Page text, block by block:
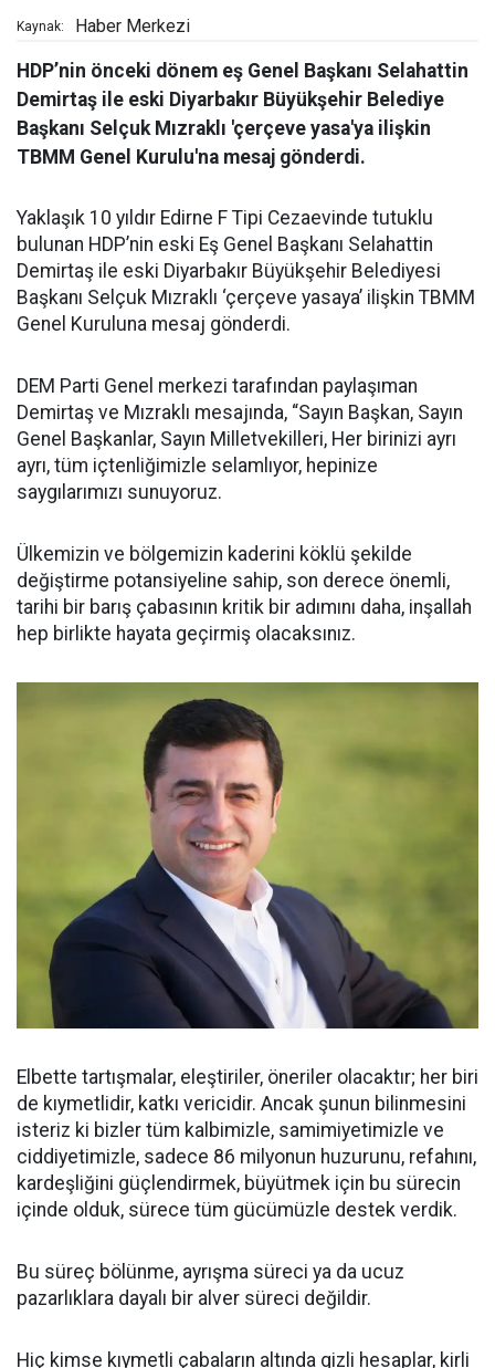
Kaynak: Haber Merkezi
HDP’nin önceki dönem eş Genel Başkanı Selahattin
Demirtaş ile eski Diyarbakır Büyükşehir Belediye
Başkanı Selçuk Mızraklı 'çerçeve yasa'ya ilişkin
TBMM Genel Kurulu'na mesaj gönderdi.
Yaklaşık 10 yıldır Edirne F Tipi Cezaevinde tutuklu
bulunan HDP’nin eski Eş Genel Başkanı Selahattin
Demirtaş ile eski Diyarbakır Büyükşehir Belediyesi
Başkanı Selçuk Mızraklı ‘çerçeve yasaya’ ilişkin TBMM
Genel Kuruluna mesaj gönderdi.
DEM Parti Genel merkezi tarafından paylaşıman
Demirtaş ve Mızraklı mesajında, “Sayın Başkan, Sayın
Genel Başkanlar, Sayın Milletvekilleri, Her birinizi ayrı
ayrı, tüm içtenliğimizle selamlıyor, hepinize
saygılarımızı sunuyoruz.
Ülkemizin ve bölgemizin kaderini köklü şekilde
değiştirme potansiyeline sahip, son derece önemli,
tarihi bir barış çabasının kritik bir adımını daha, inşallah
hep birlikte hayata geçirmiş olacaksınız.
Elbette tartışmalar, eleştiriler, öneriler olacaktır; her biri
de kıymetlidir, katkı vericidir. Ancak şunun bilinmesini
isteriz ki bizler tüm kalbimizle, samimiyetimizle ve
ciddiyetimizle, sadece 86 milyonun huzurunu, refahını,
kardeşliğini güçlendirmek, büyütmek için bu sürecin
içinde olduk, sürece tüm gücümüzle destek verdik.
Bu süreç bölünme, ayrışma süreci ya da ucuz
pazarlıklara dayalı bir alver süreci değildir.
Hiç kimse kıymetli çabaların altında gizli hesaplar, kirli